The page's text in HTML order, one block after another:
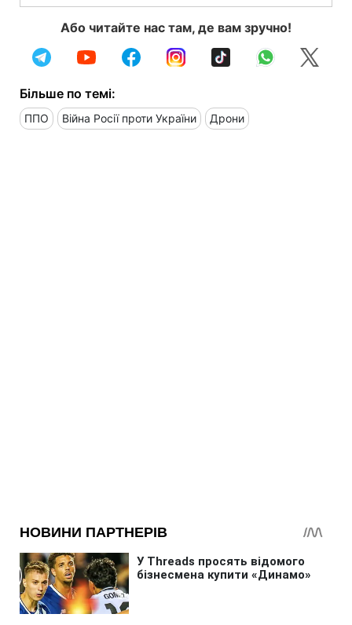
Або читайте нас там, де вам зручно!
Більше по темі:
ППО Війна Росії проти України Дрони